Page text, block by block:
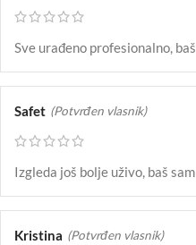
Sve urađeno profesionalno,
Safet (Potvrđen vlasnik)
Izgleda još bolje uživo, baš
Kristina (Potvrđen vlasnik)